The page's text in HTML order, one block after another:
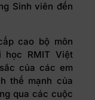
Sinh viên đến
cao bộ môn
học RMIT Việt
của các em
thế mạnh của
qua các cuộc